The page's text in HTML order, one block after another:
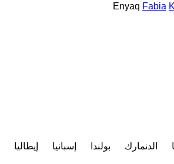
Enyaq Fabia
الدنمارك بولندا إسبانيا إيطاليا